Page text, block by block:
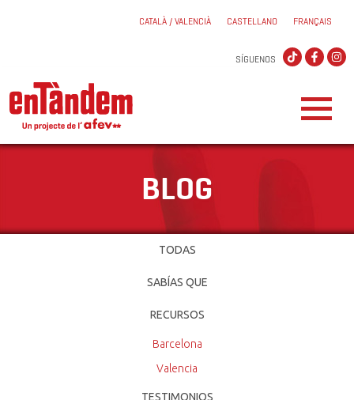
CATALÀ / VALENCIÀ CASTELLANO FRANÇAIS
SÍGUENOS
BLOG
TODAS
SABÍAS QUE
RECURSOS
Barcelona
Valencia
TESTIMONIOS